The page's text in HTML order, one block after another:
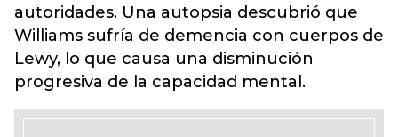
autoridades. Una autopsia descubrió que
Williams sufría de demencia con cuerpos de
Lewy, lo que causa una disminución
progresiva de la capacidad mental.